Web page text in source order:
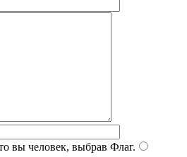
вы человек, выбрав Флаг.